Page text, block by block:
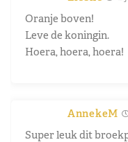
Oranje boven!
Leve de koningin.
Hoera, hoera, hoera!
AnnekeM
Super leuk dit